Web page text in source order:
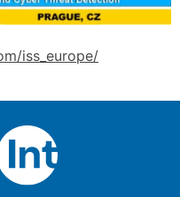
iss_europe/